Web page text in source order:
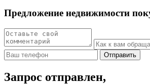
Предложение недвижимости
Отправить
Запрос отправлен,